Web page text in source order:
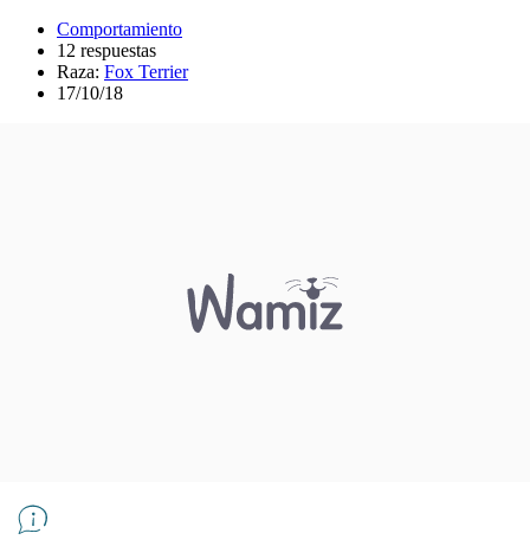
Comportamiento
12 respuestas
Raza: Fox Terrier
17/10/18